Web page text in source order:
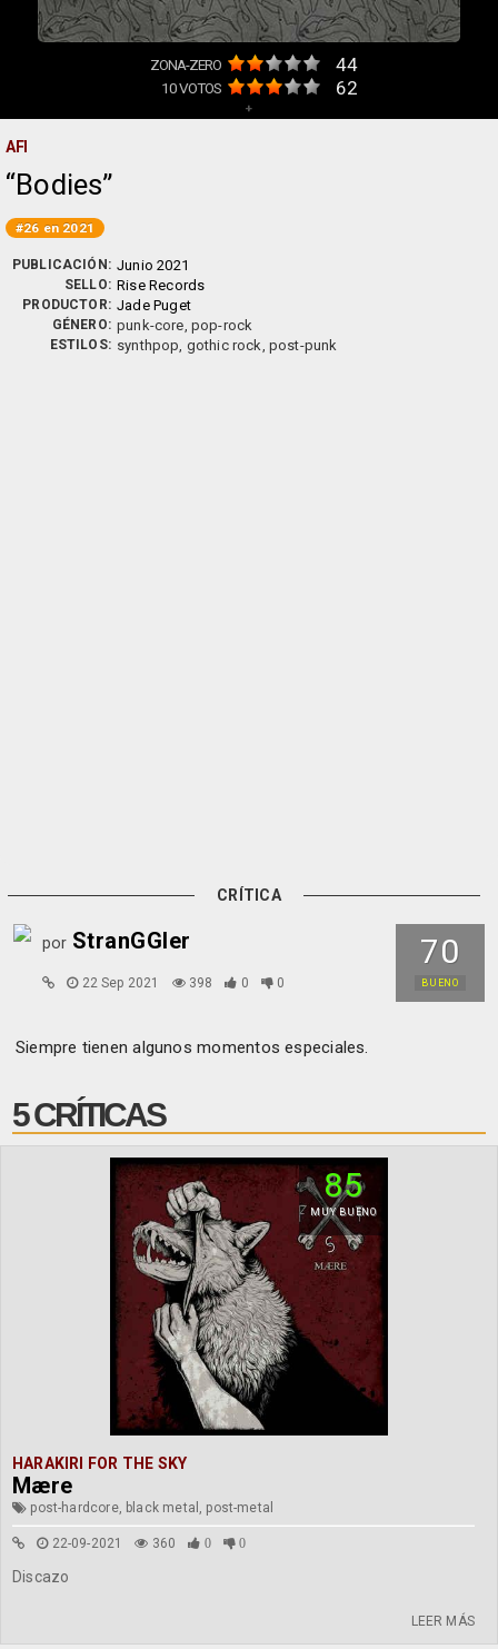
ZONA-ZERO 44
10VOTOS 62
+
AFI
Bodies
#26 en 2021
PUBLICACIÓN: Junio 2021
SELLO: Rise Records
PRODUCTOR: Jade Puget
GÉNERO: punk-core, pop-rock
ESTILOS: synthpop, gothic rock, post-punk
CRÍTICA
70
BUENO
por StranGGler
22 Sep 2021 398 0 0
Siempre tienen algunos momentos especiales.
5 CRÍTICAS
85
MUY BUENO
HARAKIRI FOR THE SKY
Mære
post-hardcore, black metal, post-metal
22-09-2021 360 0 0
Discazo
LEER MÁS